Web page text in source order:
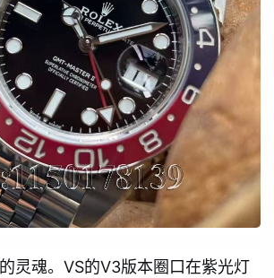
灵魂。VS的V3版本圈口在紫光灯